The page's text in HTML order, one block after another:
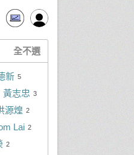
全不選
5
新
3
黃志忠
2
源煌
2
Lai
2